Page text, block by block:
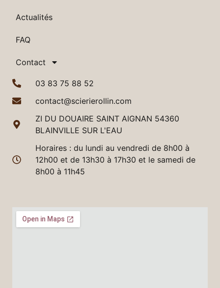
Actualités
FAQ
Contact
03 83 75 88 52
contact@scierierollin.com
ZI DU DOUAIRE SAINT AIGNAN 54360
BLAINVILLE SUR L'EAU
Horaires : du lundi au vendredi de 8h00 à
12h00 et de 13h30 à 17h30 et le samedi de
8h00 à 11h45